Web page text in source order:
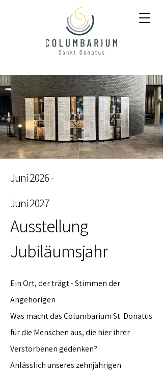
Juni 2026 -
Juni 2027
Ausstellung
Jubiläumsjahr
Ein Ort, der trägt - Stimmen der
Angehörigen
Was macht das Columbarium St. Donatus
für die Menschen aus, die hier ihrer
Verstorbenen gedenken?
Anlässlich unseres zehnjährigen